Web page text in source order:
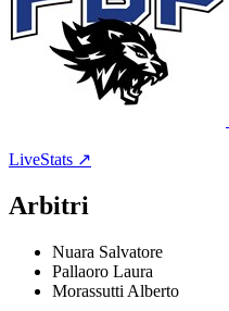
LiveStats ↗
Arbitri
Nuara Salvatore
Pallaoro Laura
Morassutti Alberto